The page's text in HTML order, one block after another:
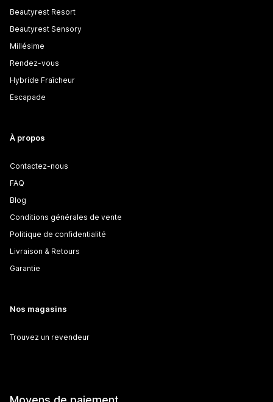
Beautyrest Resort
Beautyrest Sensory
Millésime
Rendez-vous
Hybride Fraîcheur
Escapade
À propos
Contactez-nous
FAQ
Blog
Conditions générales de vente
Politique de confidentialité
Livraison & Retours
Garantie
Nos magasins
Trouvez un revendeur